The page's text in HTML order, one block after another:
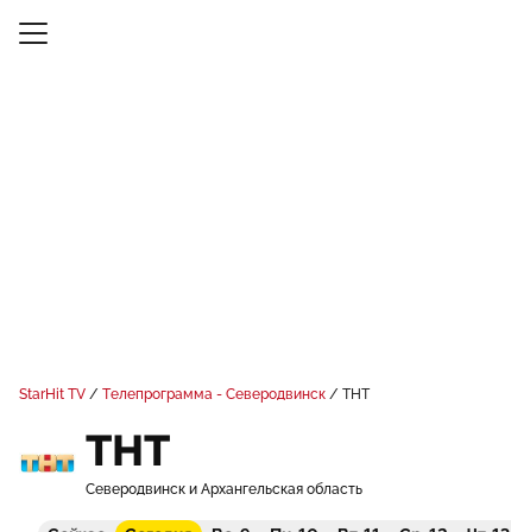
StarHit TV Телепрограмма - Северодвинск ТНТ
ТНТ
Северодвинск и Архангельская область